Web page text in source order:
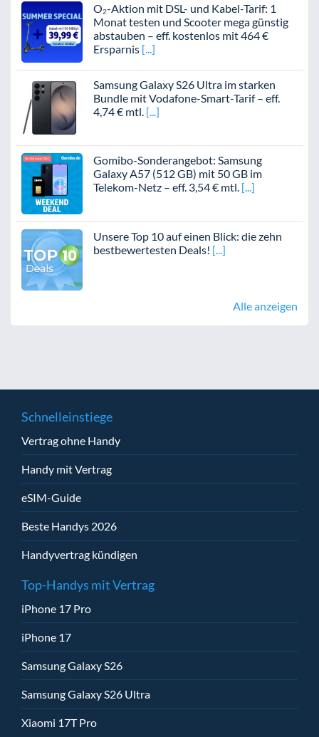
O₂-Aktion mit DSL- und Kabel-Tarif: 1
Monat testen und Scooter mega günstig
abstauben – eff. kostenlos mit 464 €
Ersparnis
Samsung Galaxy S26 Ultra im starken
Bundle mit Vodafone-Smart-Tarif – eff.
4,74 € mtl.
Gomibo-Sonderangebot: Samsung
Galaxy A57 (512 GB) mit 50 GB im
Telekom-Netz – eff. 3,54 € mtl.
Unsere Top 10 auf einen Blick: die zehn
bestbewertesten Deals!
Alle anzeigen
Schnelleinstiege
Vertrag ohne Handy
Handy mit Vertrag
eSIM-Guide
Beste Handys 2026
Handyvertrag kündigen
Top-Handys mit Vertrag
iPhone 17 Pro
iPhone 17
Samsung Galaxy S26
Samsung Galaxy S26 Ultra
Xiaomi 17T Pro